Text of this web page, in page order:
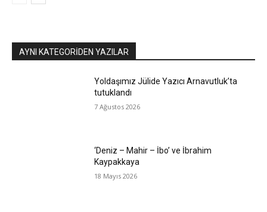
AYNI KATEGORIDEN YAZILAR
Yoldaşımız Jülide Yazıcı Arnavutluk’ta
tutuklandı
7 Ağustos 2026
‘Deniz – Mahir – İbo’ ve İbrahim
Kaypakkaya
18 Mayıs 2026